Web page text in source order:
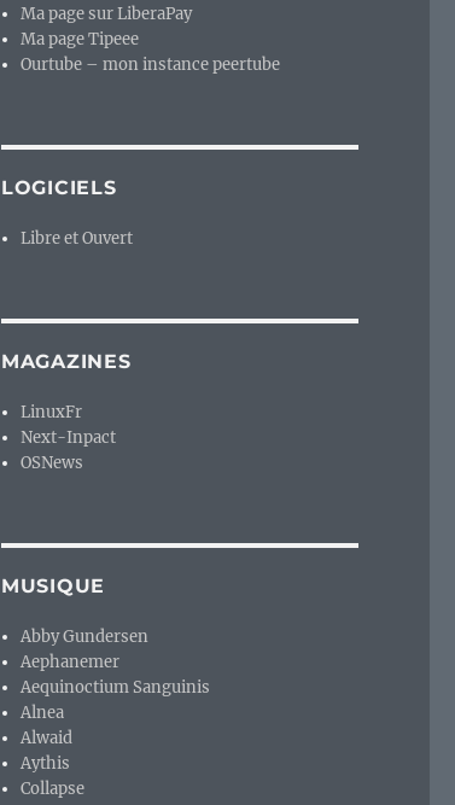
Ma page sur LiberaPay
Ma page Tipeee
Ourtube – mon instance peertube
LOGICIELS
Libre et Ouvert
MAGAZINES
LinuxFr
Next-Inpact
OSNews
MUSIQUE
Abby Gundersen
Aephanemer
Aequinoctium Sanguinis
Alnea
Alwaid
Aythis
Collapse